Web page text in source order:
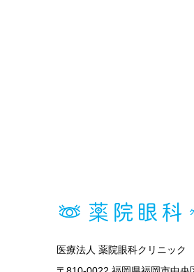
医療法人 薬院眼科クリニック